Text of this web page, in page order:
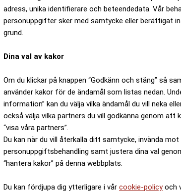
adress, unika identifierare och beteendedata. Vår
personuppgifter sker med samtycke eller berättigat
grund.
Dina val av kakor
Om du klickar på knappen “Godkänn och stäng” så
använder kakor för de ändamål som listas nedan.
information” kan du välja vilka ändamål du vill neka
också välja vilka partners du vill godkänna genom att
“visa våra partners”.
Du kan när du vill återkalla ditt samtycke, invända mot
personuppgiftsbehandling samt justera dina val
“hantera kakor” på denna webbplats.
Du kan fördjupa dig ytterligare i vår cookie-policyoch
under semestern
Experten
vid 40